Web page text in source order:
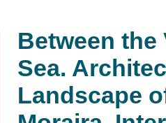
Between the
Sea.
Landscape